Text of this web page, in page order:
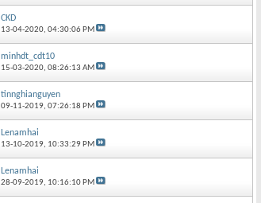
CKD
13-04-2020,04:30:06 PM
minhdt_cdt10
15-03-2020,08:26:13 AM
tinnghianguyen
09-11-2019,07:26:18 PM
Lenamhai
13-10-2019, 10:33:29 PM
Lenamhai
28-09-2019, 10:16:10 PM